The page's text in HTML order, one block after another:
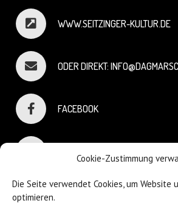
Cookie-Zustimmung
Die Seite verwendet Cookies, um Website
optimieren.
WWW.SEITZINGER-KULTUR.DE
ODER DIREKT:
FACEBOOK